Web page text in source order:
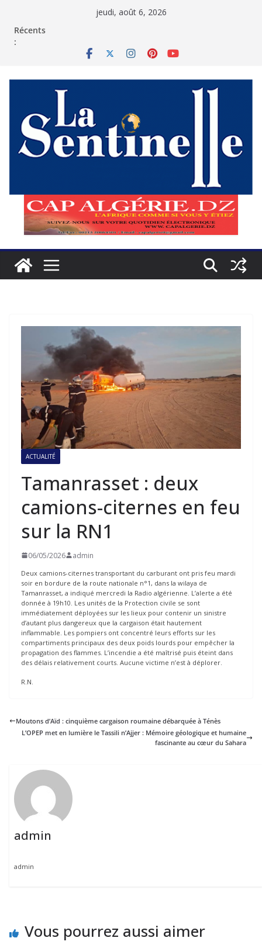
jeudi, août 6, 2026
Récents
:
ACTUALITÉ
Tamanrasset : deux
camions-citernes en feu
sur la RN1
06/05/2026 admin
Deux camions-citernes transportant du carburant ont pris feu mardi
soir en bordure de la route nationale n°1, dans la wilaya de
Tamanrasset, a indiqué mercredi la Radio algérienne. L’alerte a été
donnée à 19h10. Les unités de la Protection civile se sont
immédiatement déployées sur les lieux pour contenir un sinistre
d’autant plus dangereux que la cargaison était hautement
inflammable. Les pompiers ont concentré leurs efforts sur les
compartiments principaux des deux poids lourds pour empêcher la
propagation des flammes. L’incendie a été maîtrisé puis éteint dans
des délais relativement courts. Aucune victime n’est à déplorer.
R.N.
Moutons d’Aïd : cinquième cargaison roumaine débarquée à Ténès
L’OPEP met en lumière le Tassili n’Ajjer : Mémoire géologique et humaine
fascinante au cœur du Sahara
admin
admin
Vous pourrez aussi aimer